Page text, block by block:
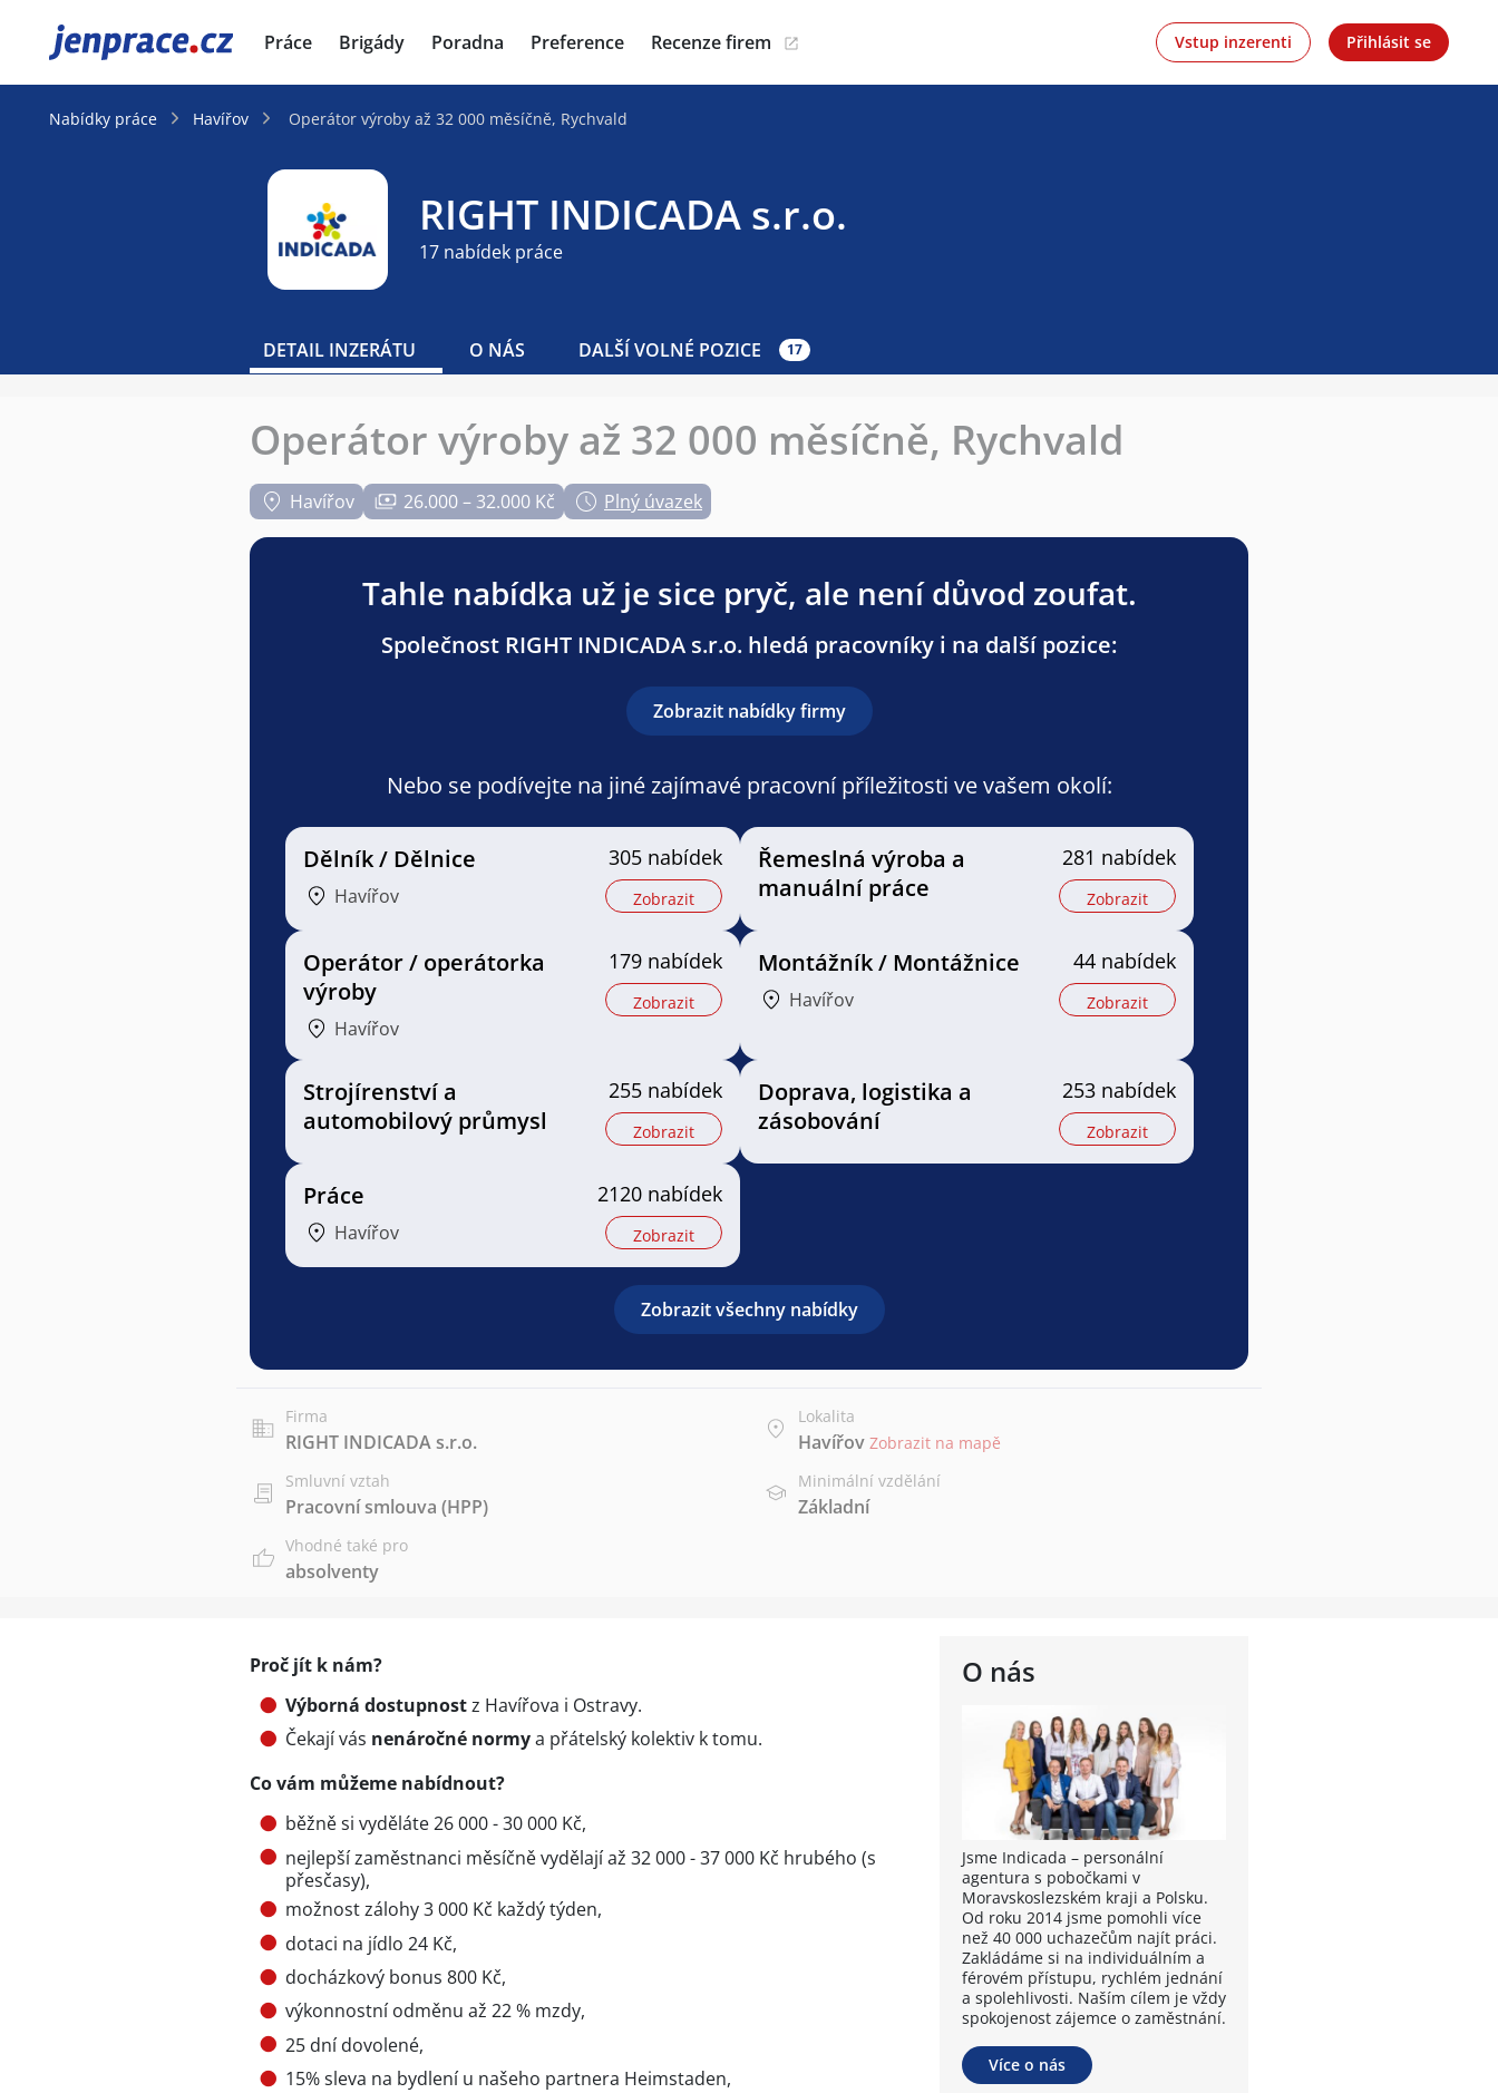
JenPráce.cz Práce Brigády Poradna Preference Recenze firem Vstup inzerenti Přihlásit se
Nabídky práce Havířov Operátor výroby až 32 000 měsíčně, Rychvald
RIGHT INDICADA s.r.o.
17 nabídek práce
DETAIL INZERÁTU O NÁS DALŠÍ VOLNÉ POZICE 17
Operátor výroby až 32 000 měsíčně, Rychvald
Havířov 26.000 – 32.000 Kč Plný úvazek
Tahle nabídka už je sice pryč, ale není důvod zoufat.
Společnost RIGHT INDICADA s.r.o. hledá pracovníky i na další pozice:
Zobrazit nabídky firmy
Nebo se podívejte na jiné zajímavé pracovní příležitosti ve vašem okolí:
Dělník / Dělnice
Havířov
305 nabídek
Zobrazit
Řemeslná výroba a
manuální práce
281 nabídek
Zobrazit
Operátor / operátorka
výroby
Havířov
179 nabídek
Zobrazit
Montážník / Montážnice
Havířov
44 nabídek
Zobrazit
Strojírenství a
automobilový průmysl
255 nabídek
Zobrazit
Doprava, logistika a
zásobování
253 nabídek
Zobrazit
Práce
Havířov
2120 nabídek
Zobrazit
Zobrazit všechny nabídky
Firma
RIGHT INDICADA s.r.o.
Lokalita
Havířov Zobrazit na mapě
Smluvní vztah
Pracovní smlouva (HPP)
Minimální vzdělání
Základní
Vhodné také pro
absolventy
O nás
Jsme Indicada – personální
agentura s pobočkami v
Moravskoslezském kraji a Polsku.
Od roku 2014 jsme pomohli více
než 40 000 uchazečům najít práci.
Zakládáme si na individuálním a
férovém přístupu, rychlém jednání
a spolehlivosti. Naším cílem je vždy
spokojenost zájemce o zaměstnání.
Více o nás
Proč jít k nám?
Výborná dostupnostz Havířova i Ostravy.
Čekají vás nenáročné normya přátelský kolektiv k tomu.
Co vám můžeme nabídnout?
běžně si vyděláte 26 000 - 30 000 Kč,
nejlepší zaměstnanci měsíčně vydělají až 32 000 - 37 000 Kč hrubého (s
přesčasy),
možnost zálohy 3 000 Kč každý týden,
dotaci na jídlo 24 Kč,
docházkový bonus 800 Kč,
výkonnostní odměnu až 22 % mzdy,
25 dní dovolené,
15% sleva na bydlení u našeho partnera Heimstaden,